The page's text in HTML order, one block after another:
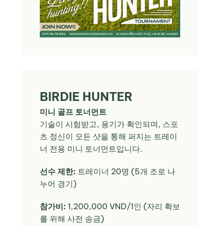
BIRDIE HUNTER
미니 골프 토너먼트
기술이 시험받고, 용기가 확인되며, 스포
츠 정신이 모든 샷을 통해 퍼지는 트레이
너 전용 미니 토너먼트입니다.
선수 제한: 트레이너 20명 (5개 조로 나
누어 경기)
참가비: 1,200,000 VND/1인 (자리 확보
를 위해 사전 송금)